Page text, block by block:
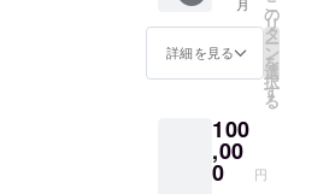
４人分
をお送
りしま
す。
（１人
入りx
４） ・
オリジ
ナルT
詳細を見る
の
リ
タ
ー
ン
を
選
択
す
る
100
,00
0 円